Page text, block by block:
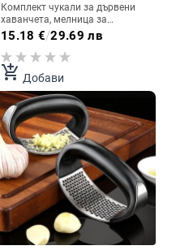
Комплект чукали за дървени
хаванчета, мелница за
подправки, черен пипер,
преносима мелничка за билки,
мелница за чесън,
водоустойчива купа за
смесване на чесън, кухненски
инструмент
15.18 €/29.69 лв
add_shopping_cart Добави